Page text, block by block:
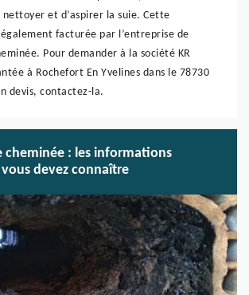
nettoyer et d’aspirer la suie. Cette
facturée par l’entreprise de
Pour demander à la société KR
à Rochefort En Yvelines dans le 78730
devis, contactez-la.
cheminée : les informations
devez connaître